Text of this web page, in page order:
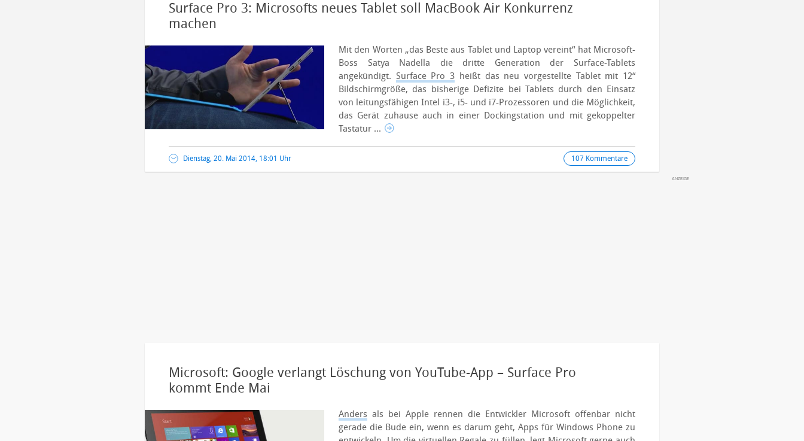
Surface Pro 3: Microsofts neues Tablet soll MacBook Air Konkurrenz
machen
Mit den Worten „das Beste aus Tablet und Laptop vereint“ hat Microsoft-
Boss Satya Nadella die dritte Generation der Surface-Tablets
angekündigt. Surface Pro 3 heißt das neu vorgestellte Tablet mit 12“
Bildschirmgröße, das bisherige Defizite bei Tablets durch den Einsatz
von leitungsfähigen Intel i3-, i5- und i7-Prozessoren und die Möglichkeit,
das Gerät zuhause auch in einer Dockingstation und mit gekoppelter
Tastatur ...
Dienstag, 20. Mai 2014, 18:01 Uhr 107 Kommentare
Microsoft: Google verlangt Löschung von YouTube-App – Surface Pro
kommt Ende Mai
Anders als bei Apple rennen die Entwickler Microsoft offenbar nicht
gerade die Bude ein, wenn es darum geht, Apps für Windows Phone zu